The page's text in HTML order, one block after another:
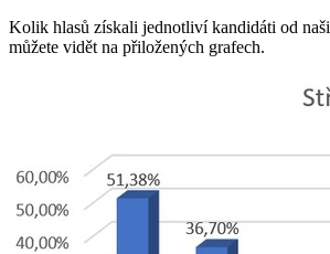
Kolik hlasů získali jednotliví kandidáti od
můžete vidět na přiložených grafech.